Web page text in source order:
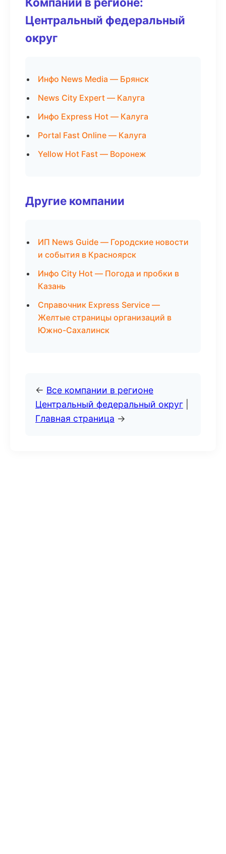
Центральный федеральный
округ
Инфо News Media — Брянск
News City Expert — Калуга
Инфо Express Hot — Калуга
Portal Fast Online — Калуга
Yellow Hot Fast — Воронеж
Другие компании
ИП News Guide — Городские новости
и события в Красноярск
Инфо City Hot — Погода и пробки в
Казань
Справочник Express Service —
Желтые страницы организаций в
Южно-Сахалинск
← Все компании в регионе
Центральный федеральный округ
Главная страница →